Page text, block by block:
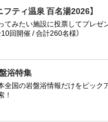
フティ温泉 百名湯2026】
てみたい施設に投票してプレゼ
10回開催 / 合計260名様）
浴特集
全国の岩盤浴情報だけをピック
！